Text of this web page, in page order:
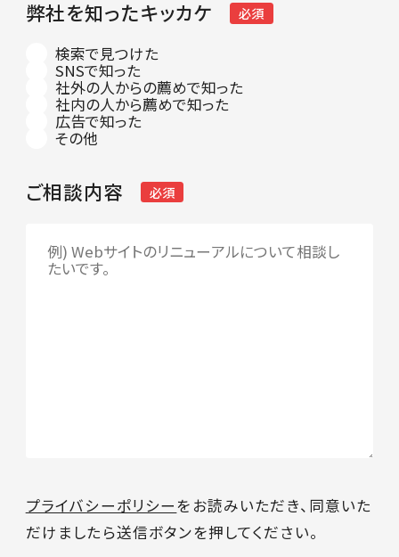
弊社を知ったキッカケ 必須
検索で見つけた
SNSで知った
社外の人からの薦めで知った
社内の人から薦めで知った
広告で知った
その他
ご相談内容 必須
プライバシーポリシーをお読みいただき、同意いた
だけましたら送信ボタンを押してください。